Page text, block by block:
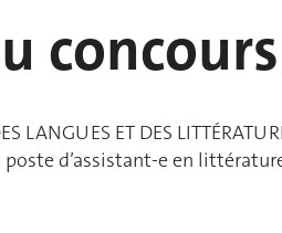
concours
LANGUES ET DES
d’assistant-e en